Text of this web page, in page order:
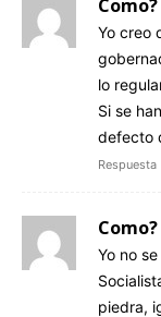
Como?
Yo creo
lo
Si se
defecto
Respuesta
Como?
Yo no
piedra,